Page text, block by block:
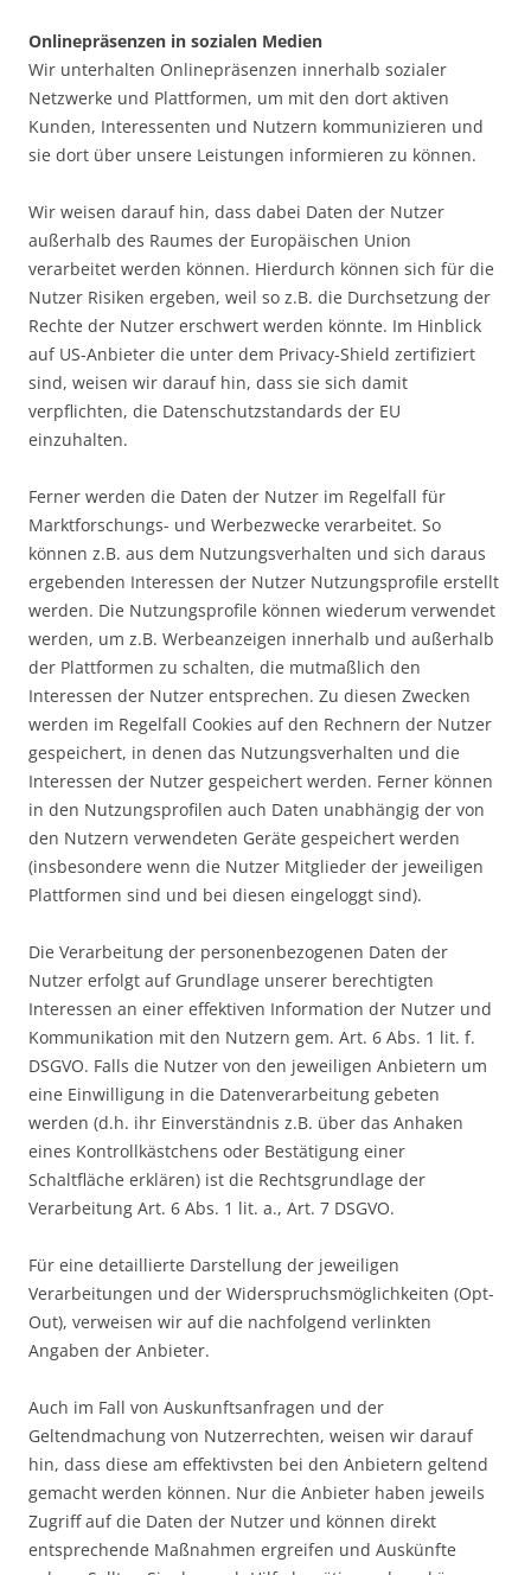
Onlinepräsenzen in sozialen Medien
Wir unterhalten Onlinepräsenzen innerhalb sozialer
Netzwerke und Plattformen, um mit den dort aktiven
Kunden, Interessenten und Nutzern kommunizieren und
sie dort über unsere Leistungen informieren zu können.
Wir weisen darauf hin, dass dabei Daten der Nutzer
außerhalb des Raumes der Europäischen Union
verarbeitet werden können. Hierdurch können sich für die
Nutzer Risiken ergeben, weil so z.B. die Durchsetzung der
Rechte der Nutzer erschwert werden könnte. Im Hinblick
auf US-Anbieter die unter dem Privacy-Shield zertifiziert
sind, weisen wir darauf hin, dass sie sich damit
verpflichten, die Datenschutzstandards der EU
einzuhalten.
Ferner werden die Daten der Nutzer im Regelfall für
Marktforschungs- und Werbezwecke verarbeitet. So
können z.B. aus dem Nutzungsverhalten und sich daraus
ergebenden Interessen der Nutzer Nutzungsprofile erstellt
werden. Die Nutzungsprofile können wiederum verwendet
werden, um z.B. Werbeanzeigen innerhalb und außerhalb
der Plattformen zu schalten, die mutmaßlich den
Interessen der Nutzer entsprechen. Zu diesen Zwecken
werden im Regelfall Cookies auf den Rechnern der Nutzer
gespeichert, in denen das Nutzungsverhalten und die
Interessen der Nutzer gespeichert werden. Ferner können
in den Nutzungsprofilen auch Daten unabhängig der von
den Nutzern verwendeten Geräte gespeichert werden
(insbesondere wenn die Nutzer Mitglieder der jeweiligen
Plattformen sind und bei diesen eingeloggt sind).
Die Verarbeitung der personenbezogenen Daten der
Nutzer erfolgt auf Grundlage unserer berechtigten
Interessen an einer effektiven Information der Nutzer und
Kommunikation mit den Nutzern gem. Art. 6 Abs. 1 lit. f.
DSGVO. Falls die Nutzer von den jeweiligen Anbietern um
eine Einwilligung in die Datenverarbeitung gebeten
werden (d.h. ihr Einverständnis z.B. über das Anhaken
eines Kontrollkästchens oder Bestätigung einer
Schaltfläche erklären) ist die Rechtsgrundlage der
Verarbeitung Art. 6 Abs. 1 lit. a., Art. 7 DSGVO.
Für eine detaillierte Darstellung der jeweiligen
Verarbeitungen und der Widerspruchsmöglichkeiten (Opt-
Out), verweisen wir auf die nachfolgend verlinkten
Angaben der Anbieter.
Auch im Fall von Auskunftsanfragen und der
Geltendmachung von Nutzerrechten, weisen wir darauf
hin, dass diese am effektivsten bei den Anbietern geltend
gemacht werden können. Nur die Anbieter haben jeweils
Zugriff auf die Daten der Nutzer und können direkt
entsprechende Maßnahmen ergreifen und Auskünfte